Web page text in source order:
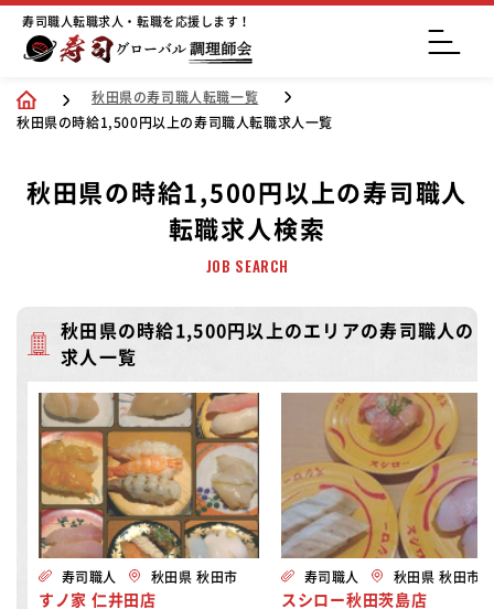
寿司職人転職求人・転職を応援します！
秋田県の寿司職人転職一覧
秋田県の時給1,500円以上の寿司職人転職求人一覧
秋田県の時給1,500円以上の寿司職人
転職求人検索
JOB SEARCH
秋田県の時給1,500円以上のエリアの寿司職人の
求人一覧
寿司職人 秋田県 秋田市
すノ家 仁井田店
寿司職人 秋田県 秋田市
スシロー秋田茨島店